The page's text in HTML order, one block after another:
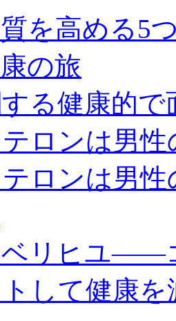
を高める5
の旅
る健康的
ロンは男
ロンは男
ベリヒユ――
して健康